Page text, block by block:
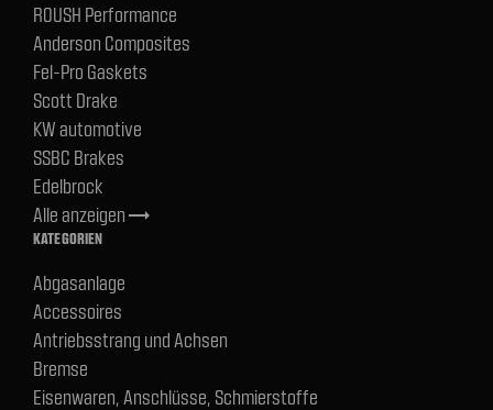
ROUSH Performance
Anderson Composites
Fel-Pro Gaskets
Scott Drake
KW automotive
SSBC Brakes
Edelbrock
Alle anzeigentrending_flat
KATEGORIEN
Abgasanlage
Accessoires
Antriebsstrang und Achsen
Bremse
Eisenwaren, Anschlüsse, Schmierstoffe